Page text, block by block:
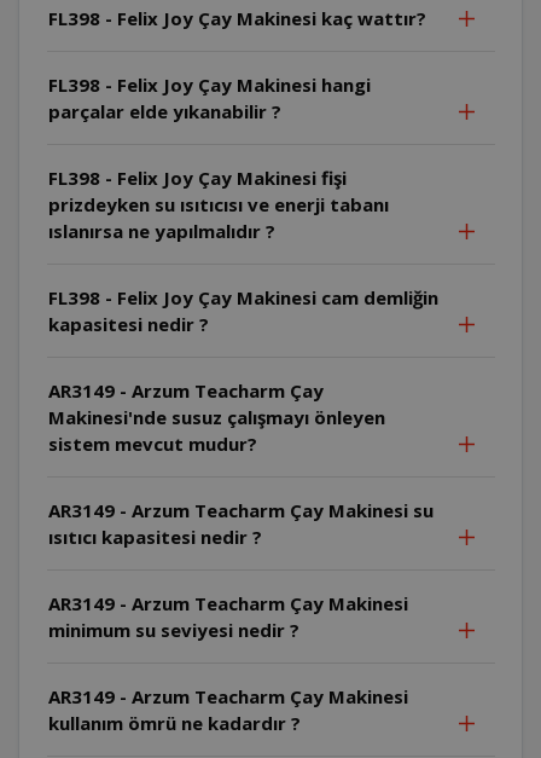
FL398 - Felix Joy Çay Makinesi kaç wattır?
FL398 - Felix Joy Çay Makinesi hangi
parçalar elde yıkanabilir ?
FL398 - Felix Joy Çay Makinesi fişi
prizdeyken su ısıtıcısı ve enerji tabanı
ıslanırsa ne yapılmalıdır ?
FL398 - Felix Joy Çay Makinesi cam demliğin
kapasitesi nedir ?
AR3149 - Arzum Teacharm Çay
Makinesi'nde susuz çalışmayı önleyen
sistem mevcut mudur?
AR3149 - Arzum Teacharm Çay Makinesi su
ısıtıcı kapasitesi nedir ?
AR3149 - Arzum Teacharm Çay Makinesi
minimum su seviyesi nedir ?
AR3149 - Arzum Teacharm Çay Makinesi
kullanım ömrü ne kadardır ?